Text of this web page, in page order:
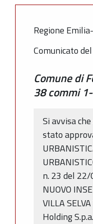
Regione
Comunicato
Comune di
38 commi
Si avvisa
stato
n. 23 del 22/
NUOVO
VILLA
Holding